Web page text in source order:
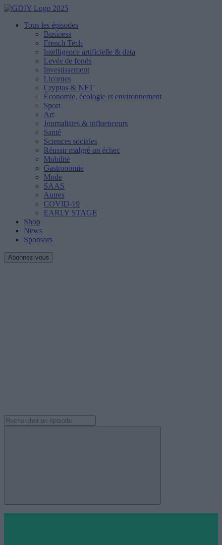
Tous les épisodes
Business
French Tech
Intelligence artificielle & data
Levée de fonds
Investissement
Licornes
Cryptos & NFT
Économie, écologie et environnement
Sport
Art
Journalistes & influenceurs
Santé
Sciences sociales
Réussir malgré un échec
Mobilité
Gastronomie
Mode
SAAS
Autres
COVID-19
EARLY STAGE
Shop
News
Sponsors
Abonnez-vous